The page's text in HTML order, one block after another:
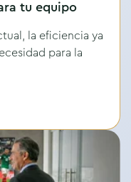
tu equipo
la eficiencia ya
para la